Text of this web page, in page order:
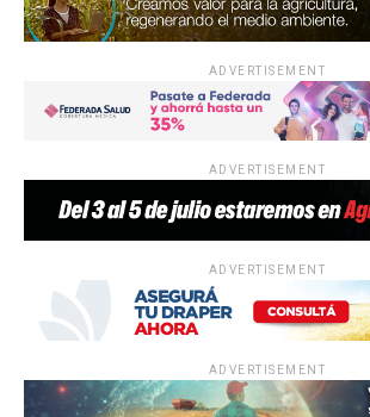
ADVERTISEMENT
ADVERTISEMENT
ADVERTISEMENT
ADVERTISEMENT